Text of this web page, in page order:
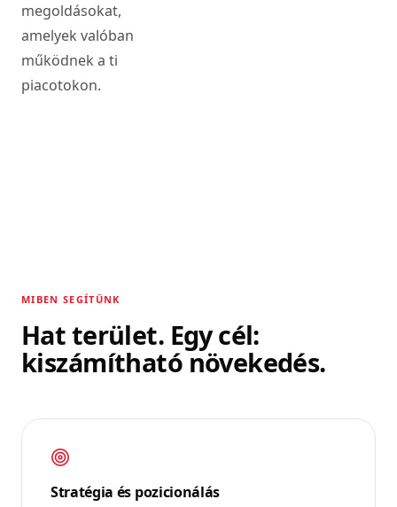
megoldásokat,
amelyek valóban
működnek a ti
piacotokon.
MIBEN SEGÍTÜNK
Hat terület. Egy cél:
kiszámítható növekedés.
Stratégia és pozicionálás